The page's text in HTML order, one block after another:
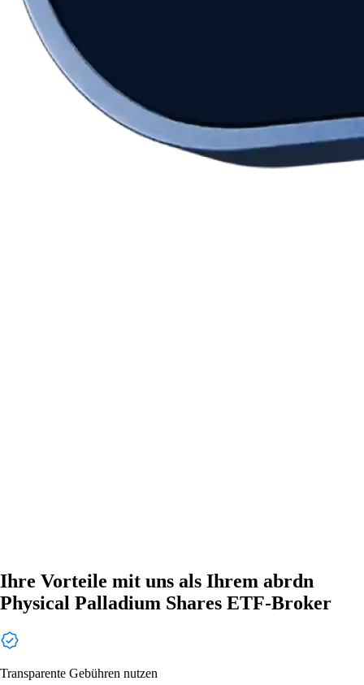
Ihre Vorteile mit uns als Ihrem abrdn
Physical Palladium Shares ETF-Broker
Transparente Gebühren nutzen